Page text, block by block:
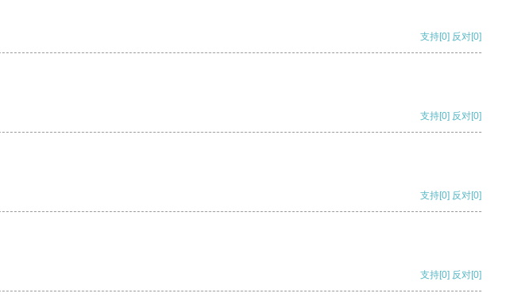
支持[0] 反对[0]
支持[0] 反对[0]
支持[0] 反对[0]
支持[0] 反对[0]